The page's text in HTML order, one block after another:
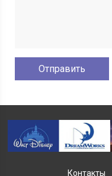
Контакты